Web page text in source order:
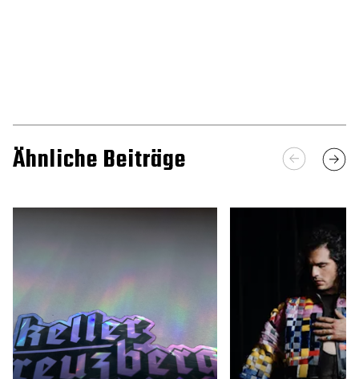
Ähnliche Beiträge